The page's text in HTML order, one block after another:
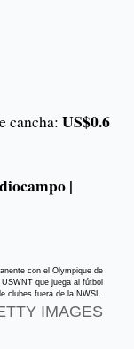
cancha: US$0.6
|
con el Olympique de
que juega al fútbol
clubes fuera de la NWSL.
IMAGES